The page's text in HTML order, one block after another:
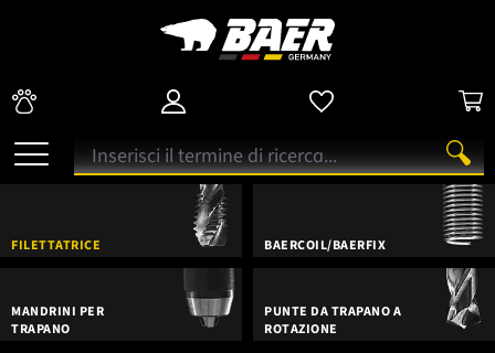
FILETTATRICE BAERCOIL/BAERFIX
MANDRINI PER
TRAPANO
PUNTE DA TRAPANO A
ROTAZIONE